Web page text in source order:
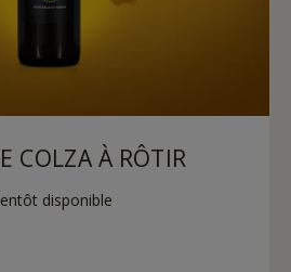
COLZA À RÔTIR
disponible